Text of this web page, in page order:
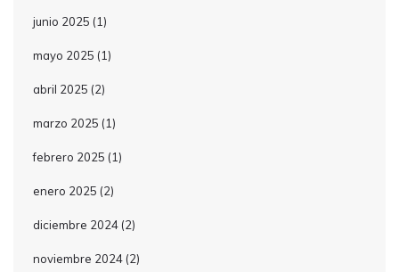
junio 2025 (1)
mayo 2025 (1)
abril 2025 (2)
marzo 2025 (1)
febrero 2025 (1)
enero 2025 (2)
diciembre 2024 (2)
noviembre 2024 (2)